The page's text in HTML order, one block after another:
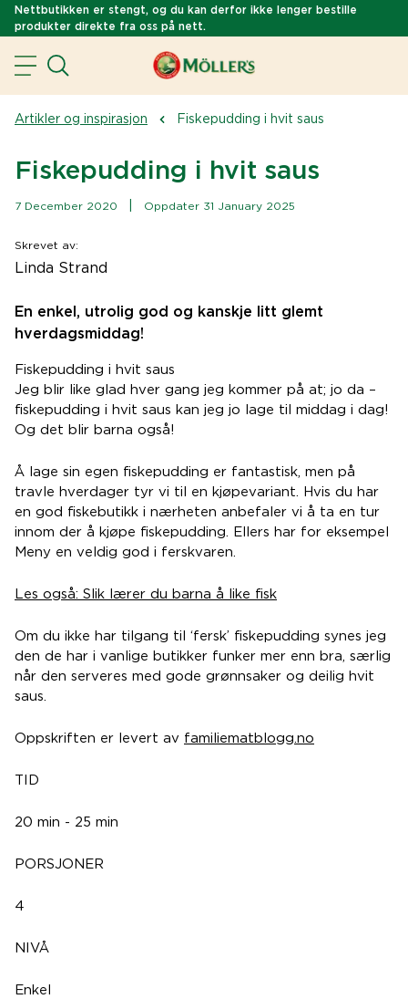
Nettbutikken er stengt, og du kan derfor ikke lenger bestille
produkter direkte fra oss på nett.
Artikler og inspirasjon Fiskepudding i hvit saus
Fiskepudding i hvit saus
7 December 2020 Oppdater 31 January 2025
Skrevet av:
Linda Strand
En enkel, utrolig god og kanskje litt glemt
hverdagsmiddag!
Fiskepudding i hvit saus
Jeg blir like glad hver gang jeg kommer på at; jo da –
fiskepudding i hvit saus kan jeg jo lage til middag i dag!
Og det blir barna også!
Å lage sin egen fiskepudding er fantastisk, men på
travle hverdager tyr vi til en kjøpevariant. Hvis du har
en god fiskebutikk i nærheten anbefaler vi å ta en tur
innom der å kjøpe fiskepudding. Ellers har for eksempel
Meny en veldig god i ferskvaren.
Les også: Slik lærer du barna å like fisk
Om du ikke har tilgang til ‘fersk’ fiskepudding synes jeg
den de har i vanlige butikker funker mer enn bra, særlig
når den serveres med gode grønnsaker og deilig hvit
saus.
Oppskriften er levert av familiematblogg.no
TID
20 min - 25 min
PORSJONER
4
NIVÅ
Enkel